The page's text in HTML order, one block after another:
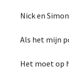
Nick en
Als het mijn
Het moet op